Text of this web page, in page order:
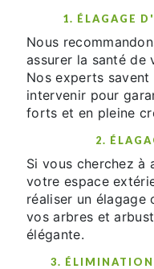
1. ÉLAGAGE
Nous
assurer la santé de
Nos experts
intervenir pour
forts et en pleine
2.
Si vous cherchez à
votre espace
réaliser un élagage
vos arbres et
élégante.
3. ÉLIMINATION